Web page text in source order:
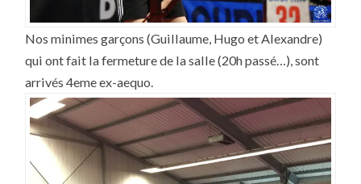
Nos minimes garçons (Guillaume, Hugo et Alexandre)
qui ont fait la fermeture de la salle (20h passé…), sont
arrivés 4eme ex-aequo.